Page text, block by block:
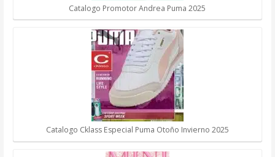
Catalogo Promotor Andrea Puma 2025
Catalogo Cklass Especial Puma Otoño Invierno 2025